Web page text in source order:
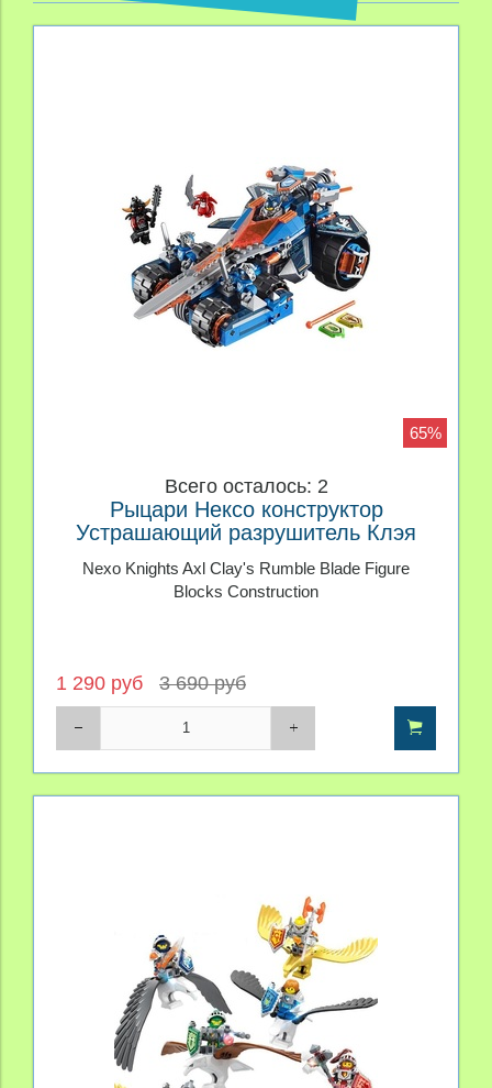
65%
Всего осталось: 2
Рыцари Нексо конструктор
Устрашающий разрушитель Клэя
Nexo Knights Axl Clay's Rumble Blade Figure
Blocks Construction
1 290 руб 3 690 руб